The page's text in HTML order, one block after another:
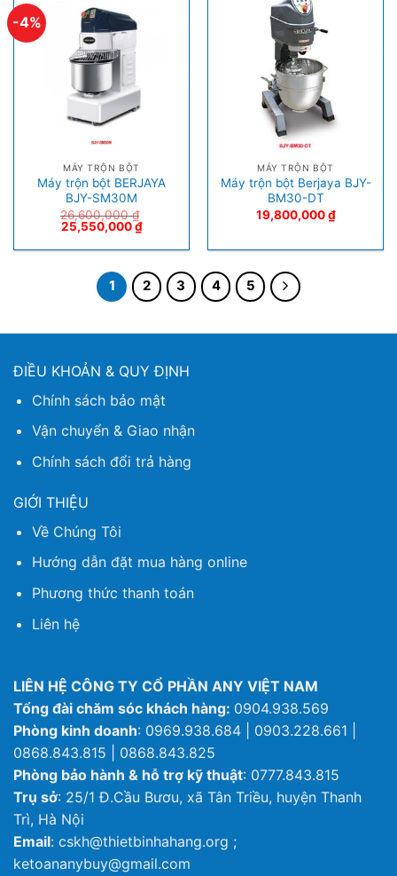
-4%
MÁY TRỘN BỘT
Máy trộn bột BERJAYA
BJY-SM30M
26,600,000₫
25,550,000₫
MÁY TRỘN BỘT
Máy trộn bột Berjaya BJY-
BM30-DT
19,800,000₫
1 2 3 4 5
ĐIỀU KHOẢN & QUY ĐỊNH
Chính sách bảo mật
Vận chuyển & Giao nhận
Chính sách đổi trả hàng
GIỚI THIỆU
Về Chúng Tôi
Hướng dẫn đặt mua hàng online
Phương thức thanh toán
Liên hệ
LIÊN HỆ CÔNG TY CỔ PHẦN ANY VIỆT NAM
Tổng đài chăm sóc khách hàng: 0904.938.569
Phòng kinh doanh: 0969.938.684 | 0903.228.661 |
0868.843.815 | 0868.843.825
Phòng bảo hành & hỗ trợ kỹ thuật: 0777.843.815
Trụ sở: 25/1 Đ.Cầu Bươu, xã Tân Triều, huyện Thanh
Trì, Hà Nội
Email: cskh@thietbinhahang.org ;
ketoananybuy@gmail.com